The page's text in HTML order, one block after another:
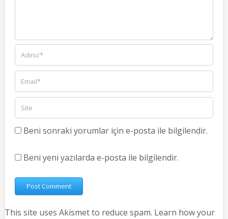
Beni sonraki yorumlar için e-posta ile bilgilendir.
Beni yeni yazılarda e-posta ile bilgilendir.
This site uses Akismet to reduce spam. Learn how your